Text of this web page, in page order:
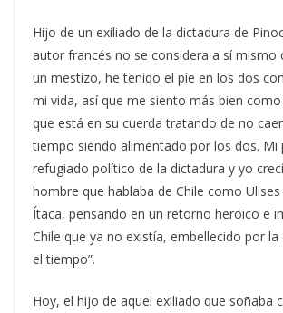
Hijo de un exiliado de la dictadura de
autor francés no se considera a sí mismo
un mestizo, he tenido el pie en los dos
mi vida, así que me siento más bien
que está en su cuerda tratando de no
tiempo siendo alimentado por los dos. Mi
refugiado político de la dictadura y yo
hombre que hablaba de Chile como
Ítaca, pensando en un retorno heroico e
Chile que ya no existía, embellecido por
el tiempo”.
Hoy, el hijo de aquel exiliado que soñaba